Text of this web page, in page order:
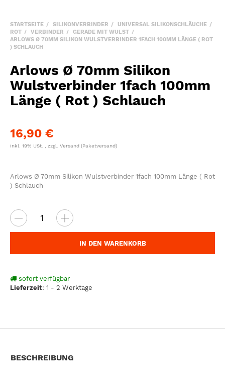
STARTSEITE SILIKONVERBINDER
UNIVERSAL SILIKONSCHLÄUCHE
ROT
VERBINDER
GERADE MIT WULST
ARLOWS Ø 70MM SILIKON WULSTVERBINDER 1FACH 100MM LÄNGE ( ROT
) SCHLAUCH
Arlows Ø 70mm Silikon
Wulstverbinder 1fach 100mm
Länge ( Rot ) Schlauch
16,90 €
inkl. 19% USt. , zzgl. Versand (Paketversand)
Arlows Ø 70mm Silikon Wulstverbinder 1fach 100mm Länge ( Rot
) Schlauch
IN DEN WARENKORB
sofort verfügbar
Lieferzeit: 1 - 2 Werktage
BESCHREIBUNG